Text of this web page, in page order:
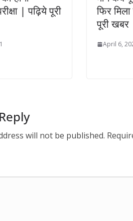
| पढ़िये पूरी
फिर
पूरी खबर
April 6,
will not be published.